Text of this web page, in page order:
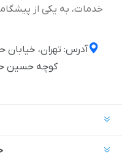
خدمات، به یکی از
آدرس: تهران، خیابان
کوچه حسین حسنی،